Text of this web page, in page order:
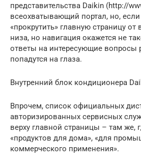
представительства Daikin (http://
всеохватывающий портал, но, если
«прокрутить» главную страницу от
низа, но навигация окажется не
ответы на интересующие вопросы
попадутся на глаза.
Внутренний блок кондиционера
Впрочем, список официальных
авторизированных сервисных
верху главной страницы – там же,
«продуктов для дома», «для
коммерческого применения».